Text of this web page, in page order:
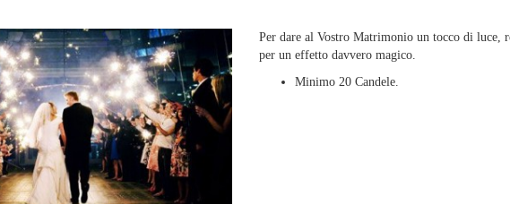
Per dare al Vostro Matrimonio un tocco di luce,
per un effetto davvero magico.
Minimo 20 Candele.